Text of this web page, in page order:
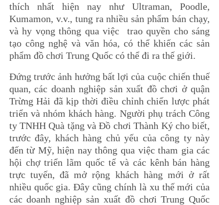
thích nhất hiện nay như Ultraman, Poodle,
Kumamon, v.v., tung ra nhiều sản phẩm bán chạy,
và hy vọng thông qua việc trao quyền cho sáng
tạo công nghệ và văn hóa, có thể khiến các sản
phẩm đồ chơi Trung Quốc có thể đi ra thế giới.
Đứng trước ảnh hưởng bất lợi của cuộc chiến thuế
quan, các doanh nghiệp sản xuất đồ chơi ở quận
Trừng Hải đã kịp thời điều chỉnh chiến lược phát
triển và nhóm khách hàng. Người phụ trách Công
ty TNHH Quà tặng và Đồ chơi Thành Ký cho biết,
trước đây, khách hàng chủ yếu của công ty này
đến từ Mỹ, hiện nay thông qua việc tham gia các
hội chợ triển lãm quốc tế và các kênh bán hàng
trực tuyến, đã mở rộng khách hàng mới ở rất
nhiều quốc gia. Đây cũng chính là xu thế mới của
các doanh nghiệp sản xuất đồ chơi Trung Quốc